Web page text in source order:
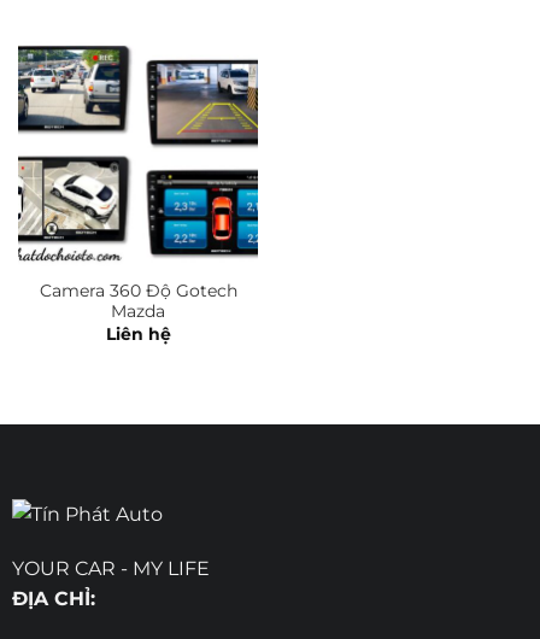
Camera 360 Độ Gotech
Mazda
Liên hệ
YOUR CAR - MY LIFE
ĐỊA CHỈ: